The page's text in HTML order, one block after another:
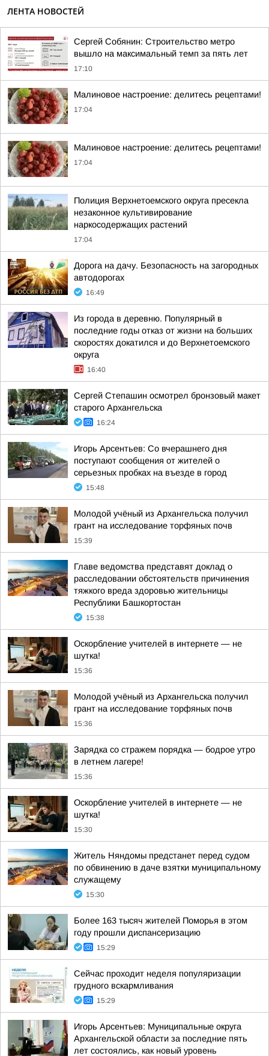
ЛЕНТА НОВОСТЕЙ
Сергей Собянин: Строительство метро
вышло на максимальный темп за пять лет
17:10
Малиновое настроение: делитесь рецептами!
17:04
Малиновое настроение: делитесь рецептами!
17:04
Полиция Верхнетоемского округа пресекла
незаконное культивирование
наркосодержащих растений
17:04
Дорога на дачу. Безопасность на загородных
автодорогах
16:49
Из города в деревню. Популярный в
последние годы отказ от жизни на больших
скоростях докатился и до Верхнетоемского
округа
16:40
Сергей Степашин осмотрел бронзовый макет
старого Архангельска
16:24
Игорь Арсентьев: Со вчерашнего дня
поступают сообщения от жителей о
серьезных пробках на въезде в город
15:48
Молодой учёный из Архангельска получил
грант на исследование торфяных почв
15:39
Главе ведомства представят доклад о
расследовании обстоятельств причинения
тяжкого вреда здоровью жительницы
Республики Башкортостан
15:38
Оскорбление учителей в интернете — не
шутка!
15:36
Молодой учёный из Архангельска получил
грант на исследование торфяных почв
15:36
Зарядка со стражем порядка — бодрое утро
в летнем лагере!
15:36
Оскорбление учителей в интернете — не
шутка!
15:30
Житель Няндомы предстанет перед судом
по обвинению в даче взятки муниципальному
служащему
15:30
Более 163 тысяч жителей Поморья в этом
году прошли диспансеризацию
15:29
Сейчас проходит неделя популяризации
грудного вскармливания
15:29
Игорь Арсентьев: Муниципальные округа
Архангельской области за последние пять
лет состоялись, как новый уровень